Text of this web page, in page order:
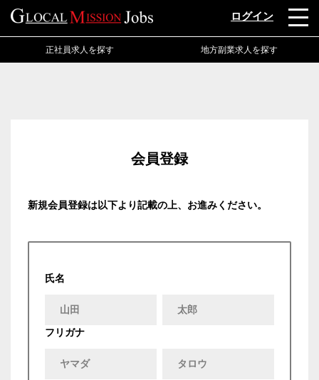
ログイン
正社員求人を探す 地方副業求人を探す
会員登録
新規会員登録は以下より記載の上、お進みください。
氏名
フリガナ